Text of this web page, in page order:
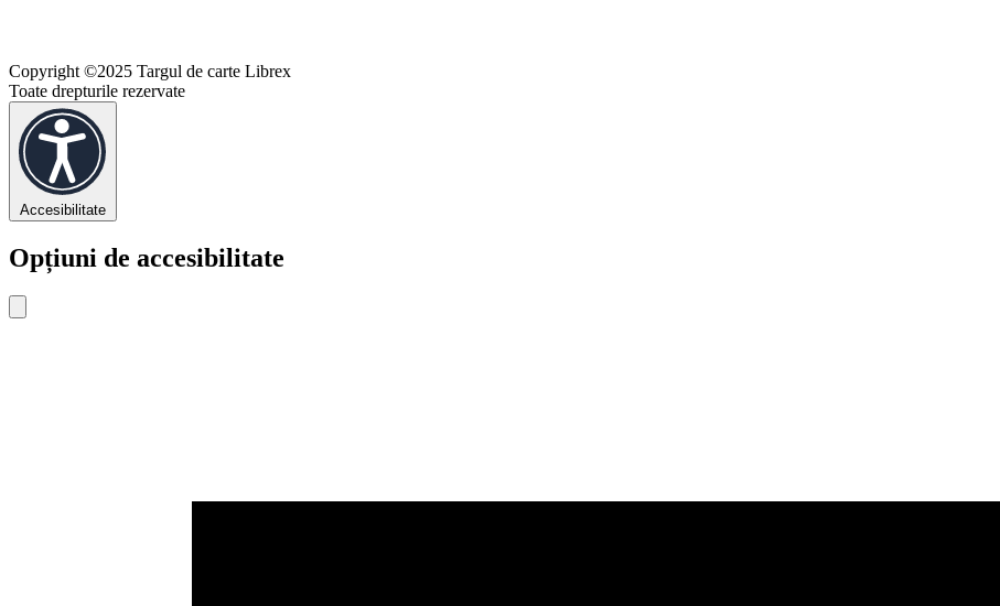
Copyright ©2025 Targul de carte Librex
Toate drepturile rezervate
Accesibilitate
Opțiuni de accesibilitate